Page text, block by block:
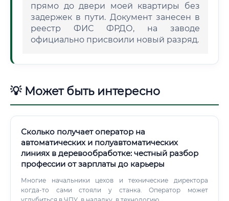
прямо до двери моей квартиры без
задержек в пути. Документ занесен в
реестр ФИС ФРДО, на заводе
официально присвоили новый разряд.
💡 Может быть интересно
Сколько получает оператор на
автоматических и полуавтоматических
линиях в деревообработке: честный разбор
профессии от зарплаты до карьеры
Многие начальники цехов и технические директора
когда-то сами стояли у станка. Оператор может